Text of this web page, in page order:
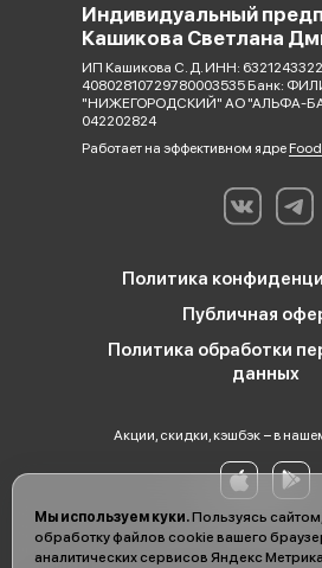
Мы используем куки.Пользуясь
обработку файлов cookie вашего
аналитических сервисов Яндекс
Индивидуальный
Кашикова Светлана
ИП Кашикова С. Д. ИНН:
40802810729780003535 Банк:
"НИЖЕГОРОДСКИЙ" АО "АЛЬФА-
042202824
Работает на эффективном ядре
Политика
Публичная
Политика обработки
данных
Акции, скидки, кэшбэк − в